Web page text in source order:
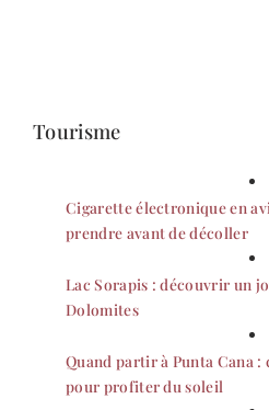
Tourisme
Cigarette électronique en
prendre avant de décoller
Lac Sorapis : découvrir un
Dolomites
Quand partir à Punta Cana
pour profiter du soleil